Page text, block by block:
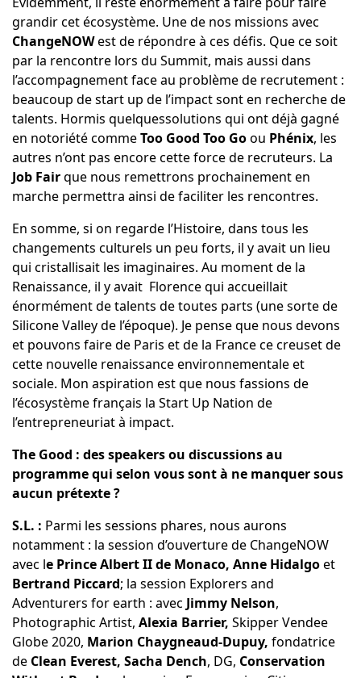
grandir cet écosystème. Une de nos missions avec
ChangeNOWest de répondre à ces défis. Que ce soit
par la rencontre lors du Summit, mais aussi dans
l’accompagnement face au problème de recrutement :
beaucoup de start up de l’impact sont en recherche de
talents. Hormis quelquessolutions qui ont déjà gagné
en notoriété commeToo Good Too Goou Phénix, les
autres n’ont pas encore cette force de recruteurs. La
Job Fairque nous remettrons prochainement en
marche permettra ainsi de faciliter les rencontres.
En somme, si on regarde l’Histoire, dans tous les
changements culturels un peu forts, il y avait un lieu
qui cristallisait les imaginaires. Au moment de la
Renaissance, il y avait Florence qui accueillait
énormément de talents de toutes parts (une sorte de
Silicone Valley de l’époque). Je pense que nous devons
et pouvons faire de Paris et de la France ce creuset de
cette nouvelle renaissance environnementale et
sociale. Mon aspiration est que nous fassions de
l’écosystème français la Start Up Nation de
l’entrepreneuriat à impact.
The Good : des speakers ou discussions au
programme qui selon vous sont à ne manquer sous
aucun prétexte ?
S.L. : Parmi les sessions phares, nous aurons
notamment : la session d’ouverture de ChangeNOW
avec le Prince Albert II de Monaco, Anne Hidalgoet
Bertrand Piccard; la session Explorers and
Adventurers for earth : avec Jimmy Nelson,
Photographic Artist, Alexia Barrier, Skipper Vendee
Globe 2020, Marion Chaygneaud-Dupuy, fondatrice
de Clean Everest, Sacha Dench, DG, Conservation